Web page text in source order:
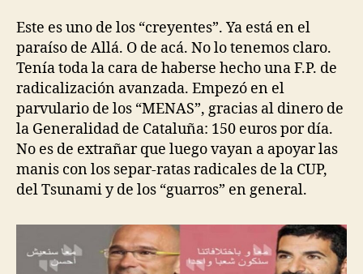
Este es uno de los “creyentes”. Ya está en el
paraíso de Allá. O de acá. No lo tenemos claro.
Tenía toda la cara de haberse hecho una F.P. de
radicalización avanzada. Empezó en el
parvulario de los “MENAS”, gracias al dinero de
la Generalidad de Cataluña: 150 euros por día.
No es de extrañar que luego vayan a apoyar las
manis con los separ-ratas radicales de la CUP,
del Tsunami y de los “guarros” en general.